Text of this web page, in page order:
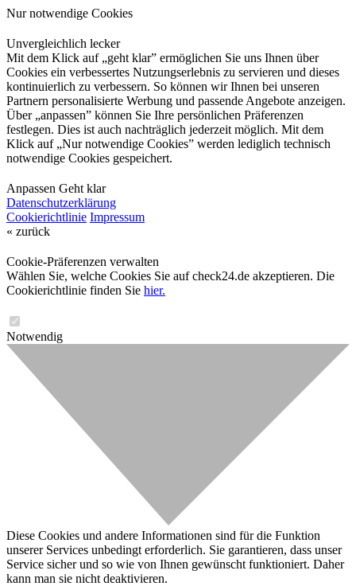
Nur notwendige Cookies
Unvergleichlich lecker
Mit dem Klick auf „geht klar” ermöglichen Sie uns Ihnen über
Cookies ein verbessertes Nutzungserlebnis zu servieren und dieses
kontinuierlich zu verbessern. So können wir Ihnen bei unseren
Partnern personalisierte Werbung und passende Angebote anzeigen.
Über „anpassen” können Sie Ihre persönlichen Präferenzen
festlegen. Dies ist auch nachträglich jederzeit möglich. Mit dem
Klick auf „Nur notwendige Cookies” werden lediglich technisch
notwendige Cookies gespeichert.
Anpassen Geht klar
Datenschutzerklärung
Cookierichtlinie Impressum
« zurück
Cookie-Präferenzen verwalten
Wählen Sie, welche Cookies Sie auf check24.de akzeptieren. Die
Cookierichtlinie finden Sie hier.
Notwendig
Diese Cookies und andere Informationen sind für die Funktion
unserer Services unbedingt erforderlich. Sie garantieren, dass unser
Service sicher und so wie von Ihnen gewünscht funktioniert. Daher
kann man sie nicht deaktivieren.